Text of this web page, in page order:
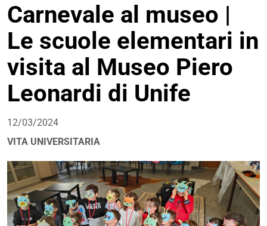
opzioni
di
condivisione
Carnevale al museo |
Le scuole elementari in
visita al Museo Piero
Leonardi di Unife
12/03/2024
VITA UNIVERSITARIA